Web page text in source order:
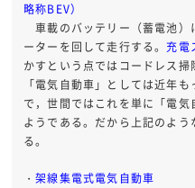
略称BEV）
車載のバッテリー（蓄電池）
ーターを回して走行する。充電
かすという点ではコードレス掃
「電気自動車」としては近年
で，世間ではこれを単に「電
ようである。だから上記のよ
る。
・架線集電式電気自動車